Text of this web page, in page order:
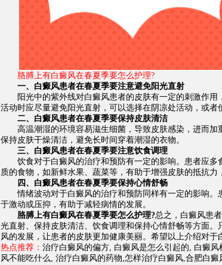
胳膊上有白癜风在春夏季要怎么护理?
一、白癜风患者在春夏季要注意避免阳光直射
阳光中的紫外线对白癜风患者的皮肤有一定的刺激作用
活动时应尽量避免阳光直射，可以选择在阴凉处活动，或者
二、白癜风患者在春夏季要保持皮肤清洁
高温潮湿的环境容易滋生细菌，导致皮肤感染，进而加
保持皮肤干燥清洁，避免长时间穿着潮湿的衣物。
三、白癜风患者在春夏季要注意饮食调理
饮食对于白癜风的治疗和预防有一定的影响。患者应多
质的食物，如新鲜水果、蔬菜等，有助于增强皮肤的抵抗力
四、白癜风患者在春夏季要保持心情舒畅
情绪波动对于白癜风的治疗和预防同样有一定的影响。
于激动或压抑，有助于减轻病情的发展。
胳膊上有白癜风在春夏季要怎么护理?总之，白癜风患
光直射、保持皮肤清洁、饮食调理和保持心情舒畅等方面
风的发展，让患者的皮肤更加健康美丽。希望以上介绍对于
热点推荐： 治疗白癜风的偏方, 白癜风是怎么引起的 白癜风
风不能吃什么
治疗白癜风的药物 怎样治疗白癜风, 合肥白癜